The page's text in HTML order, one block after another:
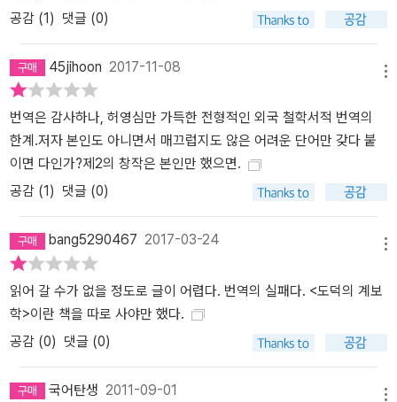
공감 (1) 댓글 (0)
45jihoon 2017-11-08
번역은 감사하나, 허영심만 가득한 전형적인 외국 철학서적 번역의
한계.저자 본인도 아니면서 매끄럽지도 않은 어려운 단어만 갖다 붙
이면 다인가?제2의 창작은 본인만 했으면.
공감 (1 ) 댓글 (0)
bang5290467 2017-03-24
읽어 갈 수가 없을 정도로 글이 어렵다. 번역의 실패다. <도덕의 계보
학>이란 책을 따로 사야만 했다.
공감 (0) 댓글 (0)
국어탄생 2011-09-01